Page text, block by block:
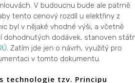
V budoucnu bude ale patrně
tento cenový rozdíl u elektřiny z
byl v nějaké vhodné výši, a včetně
dohodnutých dodávek, stanoven
. Zatím jde jen o návrh, využitý pro
v tomto dokumentu.
technologie tzv. Principu